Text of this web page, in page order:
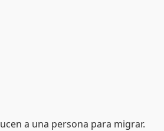
a una persona para migrar.